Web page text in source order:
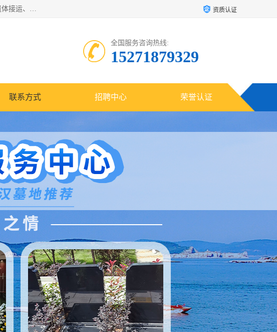
湖北殡仪一条龙,武汉殡葬一条龙,武汉办丧事服务专理红白佛事、病人临终关怀、医院或家中老人去世穿寿衣、灵车遗体接运、殡仪馆告别厅预约、办理火葬场手续、民俗丧事策划、遗体告别仪式、民俗礼仪服务、殡葬礼仪策划、陵园墓位导购、寺庙塔位择吉、往生功德策划、民俗功德策划、异地殡葬礼仪服务、异地骨灰接送返乡 资质认证
全国服务咨询热线:
15271879329
联系方式 招聘中心 荣誉认证